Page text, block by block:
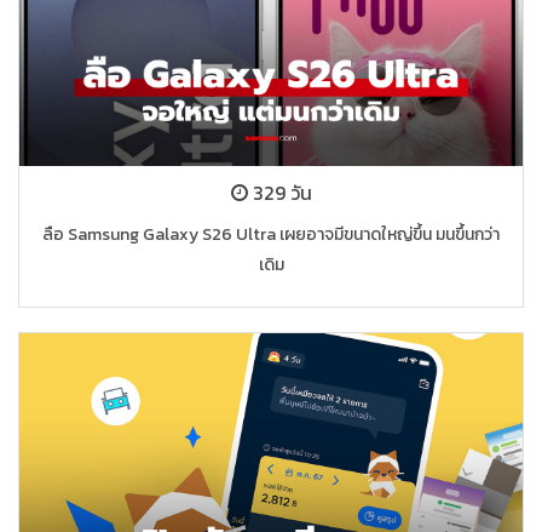
329 วัน
ลือ Samsung Galaxy S26 Ultra เผยอาจมีขนาดใหญ่ขึ้น มนขึ้นกว่า
เดิม